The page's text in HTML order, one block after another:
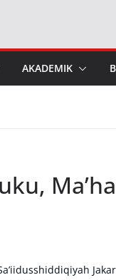
AKADEMIK